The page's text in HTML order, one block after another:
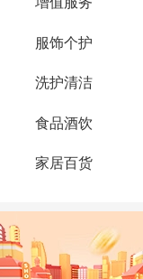
服饰个护
洗护清洁
食品酒饮
家居百货